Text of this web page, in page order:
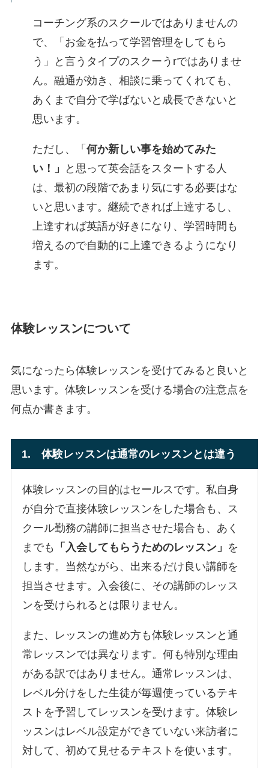
コーチング系のスクールではありませんの
で、「お金を払って学習管理をしてもら
う」と言うタイプのスクーうrではありませ
ん。融通が効き、相談に乗ってくれても、
あくまで自分で学ばないと成長できないと
思います。
ただし、「 何か新しい事を始めてみた
い！」
と思って英会話をスタートする人
は、最初の段階であまり気にする必要はな
いと思います。継続できれば上達するし、
上達すれば英語が好きになり、学習時間も
増えるので自動的に上達できるようになり
ます。
体験レッスンについて
気になったら体験レッスンを受けてみると良いと
思います。体験レッスンを受ける場合の注意点を
何点か書きます。
1. 体験レッスンは通常のレッスンとは違う
体験レッスンの目的はセールスです。私自身
が自分で直接体験レッスンをした場合も、ス
クール勤務の講師に担当させた場合も、あく
までも
「入会してもらうためのレッスン」 を
します。当然ながら、出来るだけ良い講師を
担当させます。入会後に、その講師のレッス
ンを受けられるとは限りません。
また、レッスンの進め方も体験レッスンと通
常レッスンでは異なります。何も特別な理由
がある訳ではありません。通常レッスンは、
レベル分けをした生徒が毎週使っているテキ
ストを予習してレッスンを受けます。体験レ
ッスンはレベル設定ができていない来訪者に
対して、初めて見せるテキストを使います。